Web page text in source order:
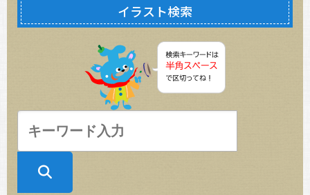
イラスト検索